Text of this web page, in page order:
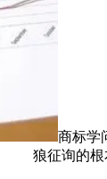
商标学
狼征询的根